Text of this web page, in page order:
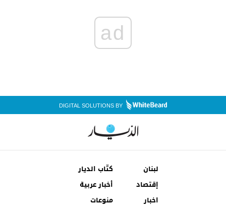
ad
DIGITAL SOLUTIONS BY
لبنان
كتّاب الديار
إقتصاد
أخبار عربية
اخبار
منوعات